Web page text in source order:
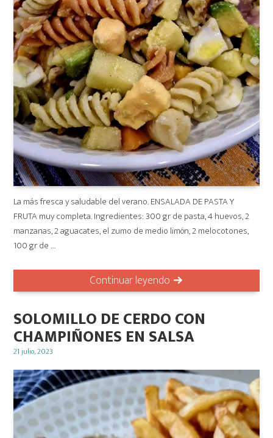
La más fresca y saludable del verano. ENSALADA DE PASTA Y
FRUTA muy completa. Ingredientes: 300 gr de pasta, 4 huevos, 2
manzanas, 2 aguacates, el zumo de medio limón, 2 melocotones,
100 gr de …
Continuar leyendo
SOLOMILLO DE CERDO CON
CHAMPIÑONES EN SALSA
Posted
21 julio, 2023